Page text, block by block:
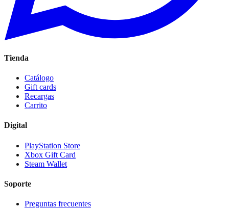
Tienda
Catálogo
Gift cards
Recargas
Carrito
Digital
PlayStation Store
Xbox Gift Card
Steam Wallet
Soporte
Preguntas frecuentes